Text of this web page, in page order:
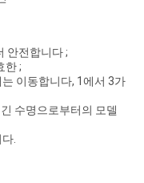
안전합니다 ;
한 ;
이동합니다, 1에서 3가
수명으로부터의 모델
.